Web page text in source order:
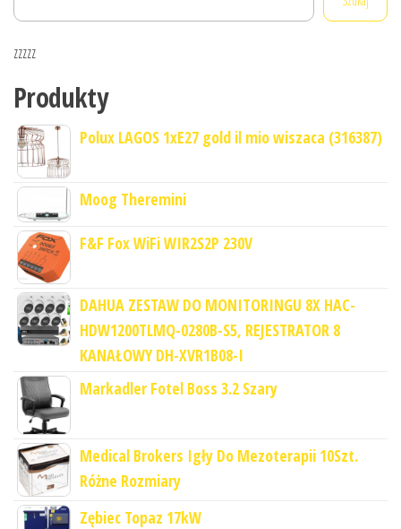
zzzzz
Produkty
Polux LAGOS 1xE27 gold il mio wiszaca (316387)
Moog Theremini
F&F Fox WiFi WIR2S2P 230V
DAHUA ZESTAW DO MONITORINGU 8X HAC-
HDW1200TLMQ-0280B-S5, REJESTRATOR 8
KANAŁOWY DH-XVR1B08-I
Markadler Fotel Boss 3.2 Szary
Medical Brokers Igły Do Mezoterapii 10Szt.
Różne Rozmiary
Zębiec Topaz 17kW